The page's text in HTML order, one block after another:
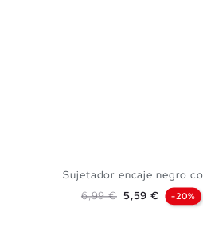
Sujetador encaje negro
Precio base
6,99 € Precio
5,59 € -20%